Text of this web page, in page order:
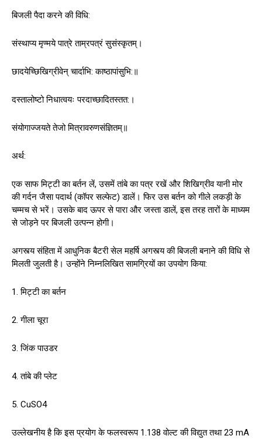
बिजली पैदा करने की विधि:
संस्थाप्य मृण्मये पात्रे ताम्रपत्रं सुसंस्कृतम्।
छादयेच्छिखिग्रीवेन् चार्दाभि: काष्ठापांसुभि:॥
दस्तालोष्टो निधात्वयः परदाच्छादितस्तत:।
संयोगाज्जयते तेजो मित्रावरुणसंज्ञितम्॥
अर्थ:
एक साफ मिट्टी का बर्तन लें, उसमें तांबे का पत्र रखें और शिखिग्रीव यानी मोर
की गर्दन जैसा पदार्थ (कॉपर सल्फेट) डालें। फिर उस बर्तन को गीले लकड़ी के
चम्मच से भरें। उसके बाद ऊपर से पारा और जस्ता डालें, इस तरह तारों के माध्यम
से जोड़ने पर बिजली उत्पन्न होगी।
अगस्त्य संहिता में आधुनिक बैटरी सेल महर्षि अगस्त्य की बिजली बनाने की विधि से
मिलती जुलती है। उन्होंने निम्नलिखित सामग्रियों का उपयोग किया:
1. मिट्टी का बर्तन
2. गीला चूरा
3. जिंक पाउडर
4. तांबे की प्लेट
5. CuSO4
उल्लेखनीय है कि इस प्रयोग के फलस्वरूप 1.138 वोल्ट की विद्युत तथा 23 mA